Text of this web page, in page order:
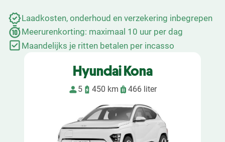
Laadkosten, onderhoud en verzekering inbegrepen
Meerurenkorting: maximaal 10 uur per dag
Maandelijks je ritten betalen per incasso
Hyundai Kona
5 450 km 466 liter